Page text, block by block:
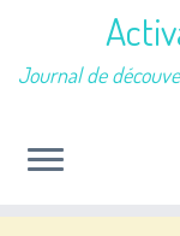
Journal de